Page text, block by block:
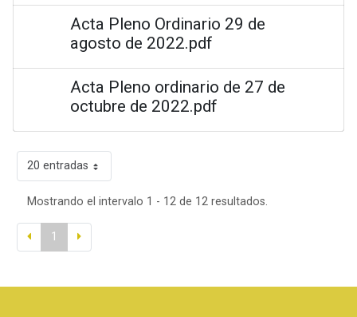
Acta Pleno Ordinario 29 de
agosto de 2022.pdf
Acta Pleno ordinario de 27 de
octubre de 2022.pdf
20 entradas
Mostrando el intervalo 1 - 12 de 12 resultados.
1